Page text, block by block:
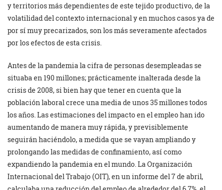
y territorios más dependientes de este tejido productivo, de la
volatilidad del contexto internacional y en muchos casos ya de
por sí muy precarizados, son los más severamente afectados
por los efectos de esta crisis.
Antes de la pandemia la cifra de personas desempleadas se
situaba en 190 millones; prácticamente inalterada desde la
crisis de 2008, si bien hay que tener en cuenta que la
población laboral crece una media de unos 35 millones todos
los años. Las estimaciones del impacto en el empleo han ido
aumentando de manera muy rápida, y previsiblemente
seguirán haciéndolo, a medida que se vayan ampliando y
prolongando las medidas de confinamiento, así como
expandiendo la pandemia en el mundo. La Organización
Internacional del Trabajo (OIT), en un informe del 7 de abril,